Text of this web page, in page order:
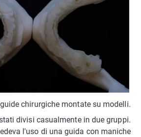
chirurgiche montate su modelli.
divisi casualmente in due gruppi.
l'uso di una guida con maniche